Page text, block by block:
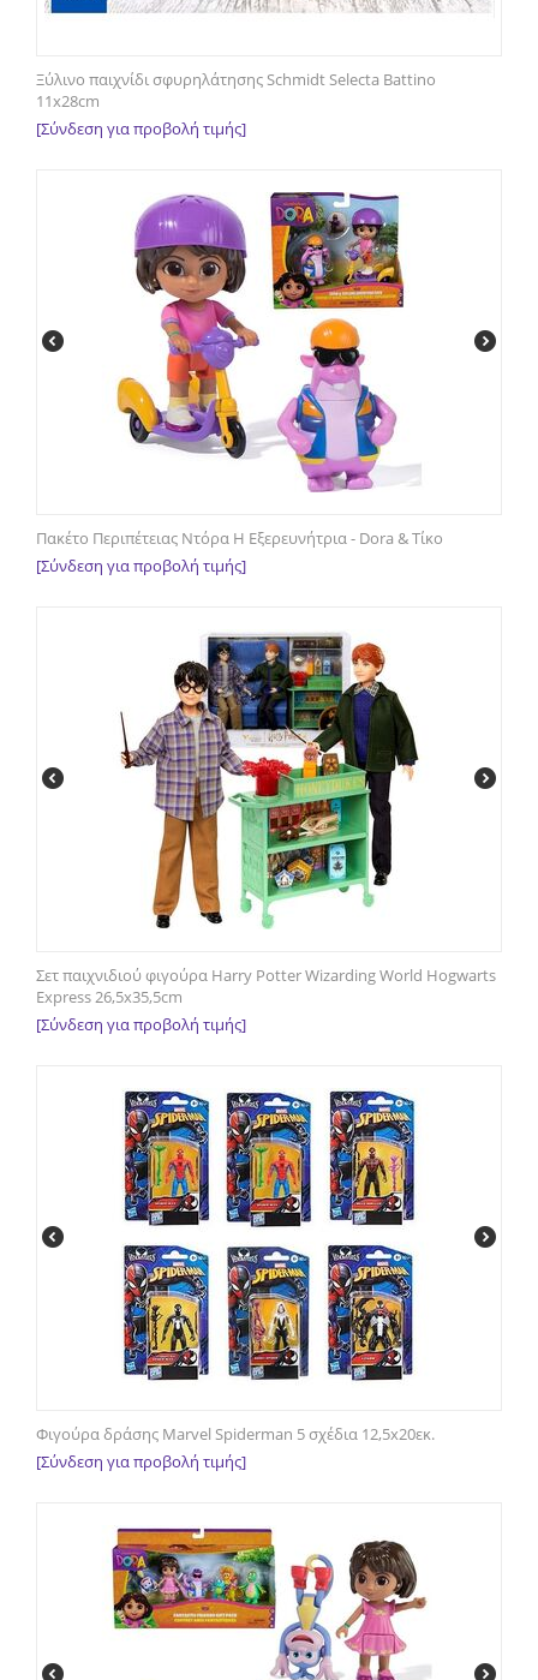
Ξύλινο παιχνίδι σφυρηλάτησης Schmidt Selecta Battino
11x28cm
[Σύνδεση για προβολή τιμής]
Πακέτο Περιπέτειας Ντόρα Η Εξερευνήτρια - Dora & Τίκο
[Σύνδεση για προβολή τιμής]
Σετ παιχνιδιού φιγούρα Harry Potter Wizarding World Hogwarts
Express 26,5x35,5cm
[Σύνδεση για προβολή τιμής]
Φιγούρα δράσης Marvel Spiderman 5 σχέδια 12,5x20εκ.
[Σύνδεση για προβολή τιμής]